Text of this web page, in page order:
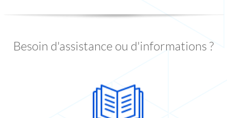
Besoin d'assistance ou d'informations ?